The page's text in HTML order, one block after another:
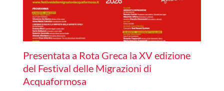
Presentata a Rota Greca la XV edizione
del Festival delle Migrazioni di
Acquaformosa